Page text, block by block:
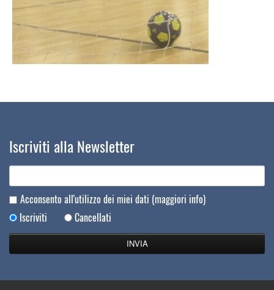
Iscriviti alla Newsletter
Acconsento all'utilizzo dei miei dati (maggiori info)
Iscriviti
Cancellati